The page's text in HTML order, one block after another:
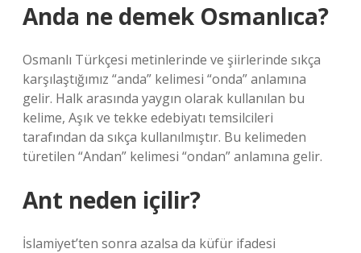
Anda ne demek Osmanlıca?
Osmanlı Türkçesi metinlerinde ve şiirlerinde sıkça
karşılaştığımız “anda” kelimesi “onda” anlamına
gelir. Halk arasında yaygın olarak kullanılan bu
kelime, Aşık ve tekke edebiyatı temsilcileri
tarafından da sıkça kullanılmıştır. Bu kelimeden
türetilen “Andan” kelimesi “ondan” anlamına gelir.
Ant neden içilir?
İslamiyet’ten sonra azalsa da küfür ifadesi